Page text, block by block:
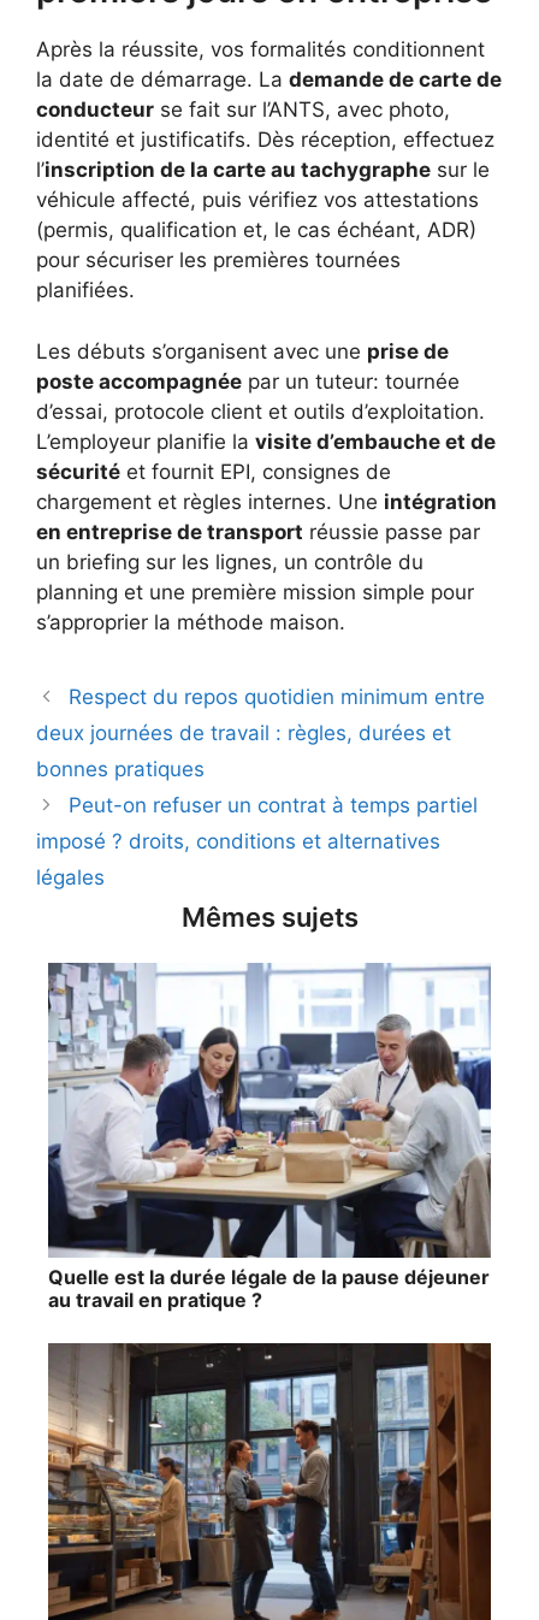
Après la réussite, vos formalités conditionnent
la date de démarrage. La demande de carte de
conducteur se fait sur l’ANTS, avec photo,
identité et justificatifs. Dès réception, effectuez
l’inscription de la carte au tachygraphe sur le
véhicule affecté, puis vérifiez vos attestations
(permis, qualification et, le cas échéant, ADR)
pour sécuriser les premières tournées
planifiées.
Les débuts s’organisent avec une prise de
poste accompagnée par un tuteur: tournée
d’essai, protocole client et outils d’exploitation.
L’employeur planifie la visite d’embauche et de
sécurité et fournit EPI, consignes de
chargement et règles internes. Une intégration
en entreprise de transport réussie passe par
un briefing sur les lignes, un contrôle du
planning et une première mission simple pour
s’approprier la méthode maison.
Respect du repos quotidien minimum entre
deux journées de travail : règles, durées et
bonnes pratiques
Peut-on refuser un contrat à temps partiel
imposé ? droits, conditions et alternatives
légales
Mêmes sujets
Quelle est la durée légale de la pause déjeuner
au travail en pratique ?